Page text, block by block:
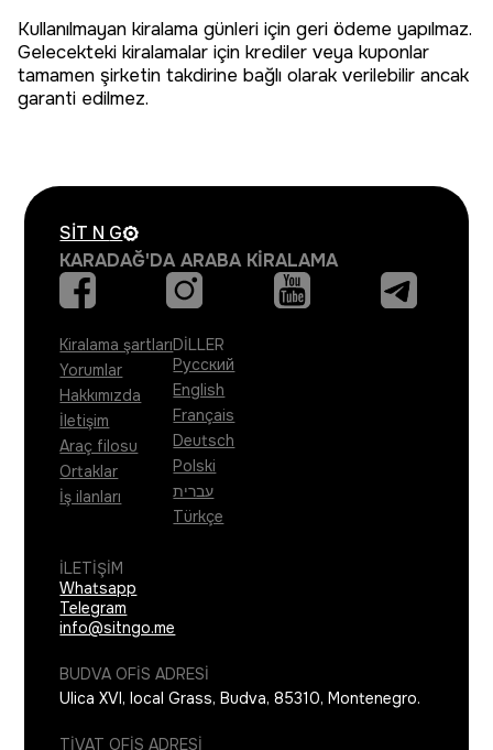
Kullanılmayan kiralama günleri için geri ödeme yapılmaz.
Gelecekteki kiralamalar için krediler veya kuponlar
tamamen şirketin takdirine bağlı olarak verilebilir ancak
garanti edilmez.
SIT N G
KARADAĞ'DA ARABA KIRALAMA
Kiralama şartları
Yorumlar
Hakkımızda
İletişim
Araç filosu
Ortaklar
İş ilanları
DİLLER
Русский
English
Français
Deutsch
Polski
עברית
Türkçe
İLETIŞIM
Whatsapp
Telegram
info@sitngo.me
BUDVA OFIS ADRESI
Ulica XVI, local Grass,Budva,85310,Montenegro.
TIVAT OFIS ADRESI